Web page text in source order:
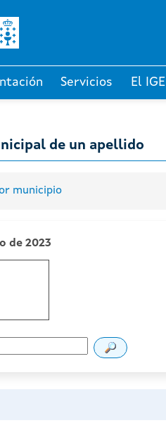
Servicios El IGE
de un apellido
municipio
de 2023